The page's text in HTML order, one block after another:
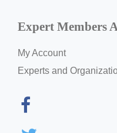
Expert Members
My Account
Experts and